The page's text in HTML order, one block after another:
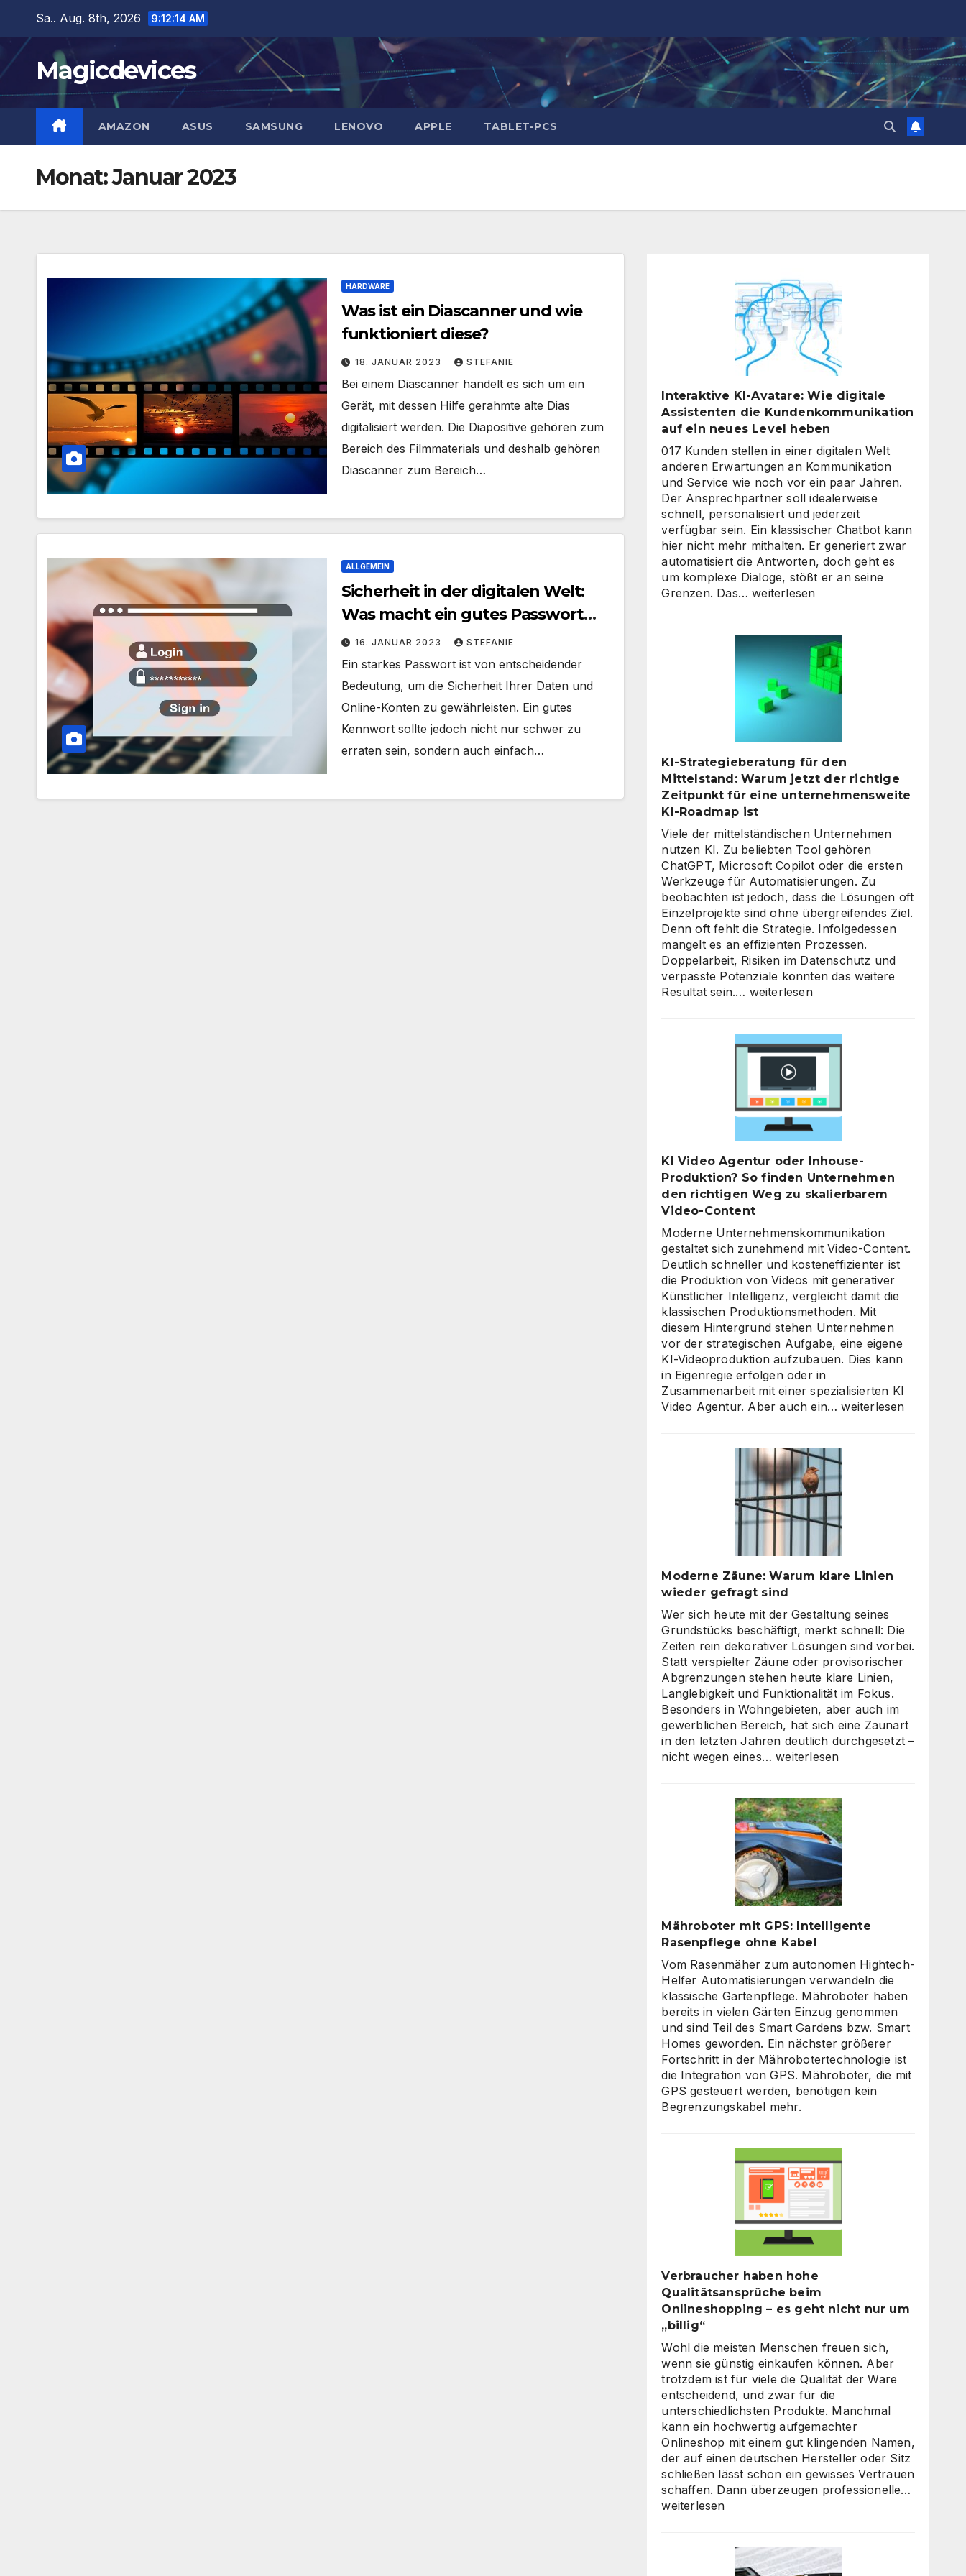
springen
Sa.. Aug. 8th, 2026 9:12:15 AM
Magicdevices
AMAZON ASUS SAMSUNG LENOVO APPLE TABLET-PCS
Monat:Januar 2023
HARDWARE
Was ist ein Diascanner und wie
funktioniert diese?
18. JANUAR 2023 STEFANIE
Bei einem Diascanner handelt es sich um ein
Gerät, mit dessen Hilfe gerahmte alte Dias
digitalisiert werden. Die Diapositive gehören zum
Bereich des Filmmaterials und deshalb gehören
Diascanner zum Bereich…
ALLGEMEIN
Sicherheit in der digitalen Welt:
Was macht ein gutes Passwort
aus?
16. JANUAR 2023 STEFANIE
Ein starkes Passwort ist von entscheidender
Bedeutung, um die Sicherheit Ihrer Daten und
Online-Konten zu gewährleisten. Ein gutes
Kennwort sollte jedoch nicht nur schwer zu
erraten sein, sondern auch einfach…
Interaktive KI-Avatare: Wie digitale
Assistenten die Kundenkommunikation
auf ein neues Level heben
017 Kunden stellen in einer digitalen Welt
anderen Erwartungen an Kommunikation
und Service wie noch vor ein paar Jahren.
Der Ansprechpartner soll idealerweise
schnell, personalisiert und jederzeit
verfügbar sein. Ein klassischer Chatbot kann
hier nicht mehr mithalten. Er generiert zwar
automatisiert die Antworten, doch geht es
um komplexe Dialoge, stößt er an seine
Grenzen. Das…Interaktive
Wie
digitale
Assistenten
die
Kundenkommunikation
auf
Level
heben
weiterlesen
KI-Strategieberatung für den
Mittelstand: Warum jetzt der richtige
Zeitpunkt für eine unternehmensweite
KI-Roadmap ist
Viele der mittelständischen Unternehmen
nutzen KI. Zu beliebten Tool gehören
ChatGPT, Microsoft Copilot oder die ersten
Werkzeuge für Automatisierungen. Zu
beobachten ist jedoch, dass die Lösungen oft
Einzelprojekte sind ohne übergreifendes Ziel.
Denn oft fehlt die Strategie. Infolgedessen
mangelt es an effizienten Prozessen.
Doppelarbeit, Risiken im Datenschutz und
verpasste Potenziale könnten das weitere
Resultat sein.… KI-
Mittelstand:
Warum
jetzt
der
richtige
Zeitpunkt
eine
unternehmensweite
KI-
Roadmap
ist
weiterlesen
KI Video Agentur oder Inhouse-
Produktion? So finden Unternehmen
den richtigen Weg zu skalierbarem
Video-Content
Moderne Unternehmenskommunikation
gestaltet sich zunehmend mit Video-Content.
Deutlich schneller und kosteneffizienter ist
die Produktion von Videos mit generativer
Künstlicher Intelligenz, vergleicht damit die
klassischen Produktionsmethoden. Mit
diesem Hintergrund stehen Unternehmen
vor der strategischen Aufgabe, eine eigene
KI-Videoproduktion aufzubauen. Dies kann
in Eigenregie erfolgen oder in
Zusammenarbeit mit einer spezialisierten KI
Video Agentur. Aber auch ein…KI
Inhouse-
finden
Unternehmen
Weg
skalierbarem
Video-
Content
weiterlesen
Moderne Zäune: Warum klare Linien
wieder gefragt sind
Wer sich heute mit der Gestaltung seines
Grundstücks beschäftigt, merkt schnell: Die
Zeiten rein dekorativer Lösungen sind vorbei.
Statt verspielter Zäune oder provisorischer
Abgrenzungen stehen heute klare Linien,
Langlebigkeit und Funktionalität im Fokus.
Besonders in Wohngebieten, aber auch im
gewerblichen Bereich, hat sich eine Zaunart
in den letzten Jahren deutlich durchgesetzt –
nicht wegen eines…Moderne
klare
Linien
wieder
gefragt
sind
weiterlesen
Mähroboter mit GPS: Intelligente
Rasenpflege ohne Kabel
Vom Rasenmäher zum autonomen Hightech-
Helfer Automatisierungen verwandeln die
klassische Gartenpflege. Mähroboter haben
bereits in vielen Gärten Einzug genommen
und sind Teil des Smart Gardens bzw. Smart
Homes geworden. Ein nächster größerer
Fortschritt in der Mährobotertechnologie ist
die Integration von GPS. Mähroboter, die mit
GPS gesteuert werden, benötigen kein
Begrenzungskabel mehr.
Verbraucher haben hohe
Qualitätsansprüche beim
Onlineshopping – es geht nicht nur um
„billig“
Wohl die meisten Menschen freuen sich,
wenn sie günstig einkaufen können. Aber
trotzdem ist für viele die Qualität der Ware
entscheidend, und zwar für die
unterschiedlichsten Produkte. Manchmal
kann ein hochwertig aufgemachter
Onlineshop mit einem gut klingenden Namen,
der auf einen deutschen Hersteller oder Sitz
schließen lässt schon ein gewisses Vertrauen
schaffen. Dann überzeugen professionelle…
weiterlesen